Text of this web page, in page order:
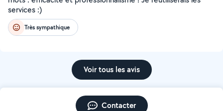
services :)
Très sympathique
Voir tous les avis
Contacter